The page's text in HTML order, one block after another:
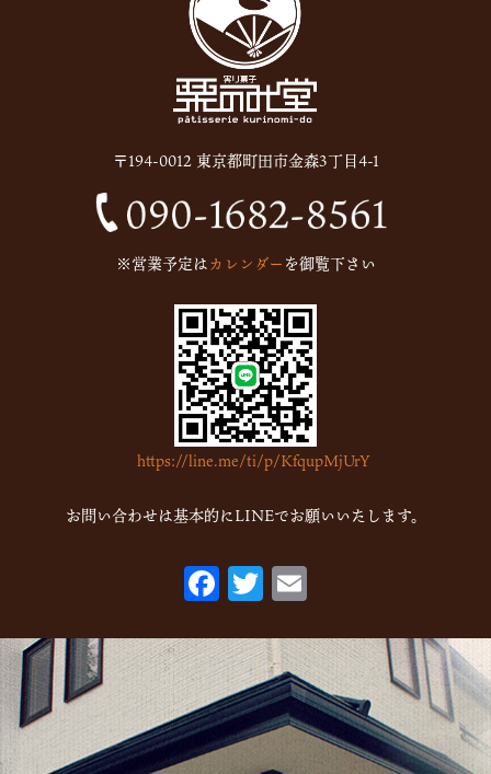
2025年8月(11)
2025年7月(12)
2025年6月(13)
2024年12月(1)
2024年10月(1)
2024年9月(1)
2023年1月(7)
2022年12月(15)
2022年11月(16)
2022年10月(6)
2022年9月(1)
2022年7月(1)
2022年3月
(1)
2021年10月(1)
2021年9月(1)
2021年8月
〒194-0012 東京都町田市金森3丁目4-1
※営業予定はカレンダーを御覧下さい
https://line.me/ti/p/KfqupMjUrY
お問い合わせは基本的にLINEでお願いいたします。
F
ac
eb
o
o
k
T
w
itt
er
ai
l